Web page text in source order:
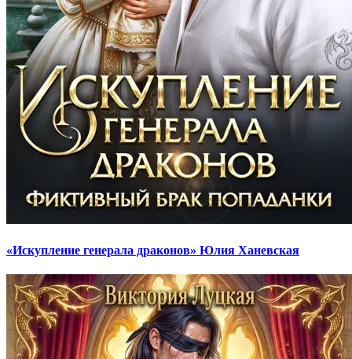
«Искупление генерала драконов» Юлия Ханевская